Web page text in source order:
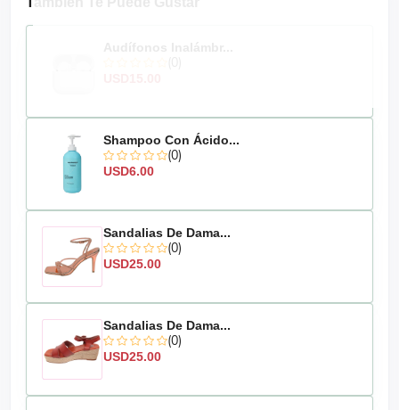
Shampoo Con Ácido...
(0)
USD6.00
Sandalias De Dama...
(0)
USD25.00
Sandalias De Dama...
(0)
USD25.00